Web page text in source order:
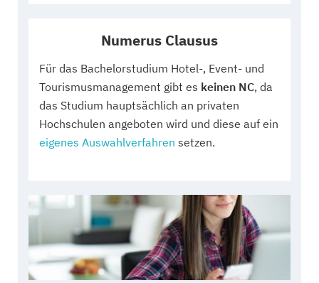
Numerus Clausus
Für das Bachelorstudium Hotel-, Event- und
Tourismusmanagement gibt es keinen NC, da
das Studium hauptsächlich an privaten
Hochschulen angeboten wird und diese auf ein
eigenes Auswahlverfahren setzen.